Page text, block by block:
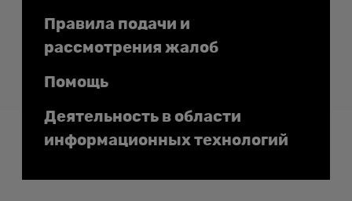
Правила подачи и
рассмотрения жалоб
Помощь
Деятельность в области
информационных технологий